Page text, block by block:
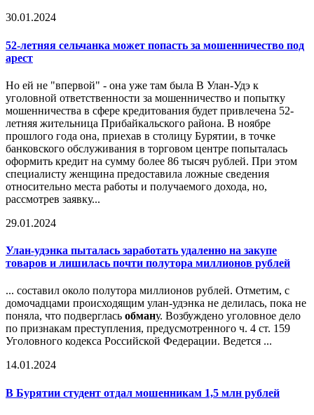
30.01.2024
52-летняя сельчанка может попасть за мошенничество под
арест
Но ей не "впервой" - она уже там была В Улан-Удэ к
уголовной ответственности за мошенничество и попытку
мошенничества в сфере кредитования будет привлечена 52-
летняя жительница Прибайкальского района. В ноябре
прошлого года она, приехав в столицу Бурятии, в точке
банковского обслуживания в торговом центре попыталась
оформить кредит на сумму более 86 тысяч рублей. При этом
специалисту женщина предоставила ложные сведения
относительно места работы и получаемого дохода, но,
рассмотрев заявку...
29.01.2024
Улан-удэнка пыталась заработать удаленно на закупе
товаров и лишилась почти полутора миллионов рублей
... составил около полутора миллионов рублей. Отметим, с
домочадцами происходящим улан-удэнка не делилась, пока не
поняла, что подверглась обману. Возбуждено уголовное дело
по признакам преступления, предусмотренного ч. 4 ст. 159
Уголовного кодекса Российской Федерации. Ведется ...
14.01.2024
В Бурятии студент отдал мошенникам 1,5 млн рублей